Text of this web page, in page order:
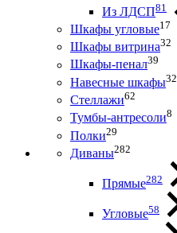
Из ЛДСП81
Шкафы угловые17
Шкафы витрина32
Шкафы-пенал39
Навесные шкафы32
Стеллажи62
Тумбы-антресоли8
Полки29
Диваны282
Прямые282
Угловые58